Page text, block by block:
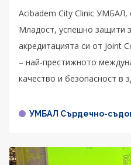
Acibadem City Clinic УМБАЛ,
Младост, успешно защити
акредитацията си от Joint
– най-престижното
качество и безопасност в
УМБАЛ Сърдечно-